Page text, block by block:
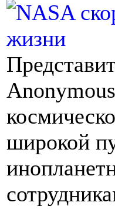
широкой